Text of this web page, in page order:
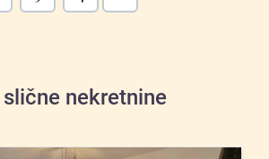
nekretnine